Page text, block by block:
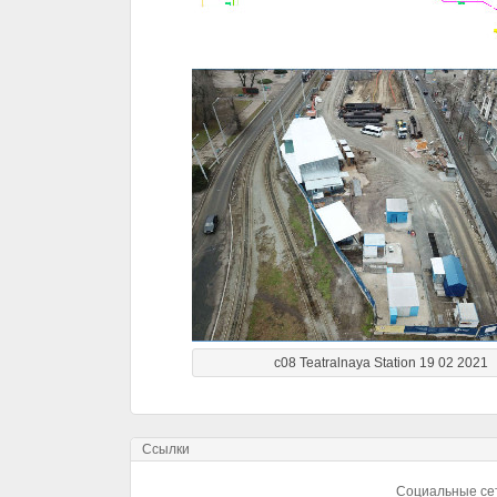
c08 Teatralnaya Station 19 02 2021
Ссылки
Социальные